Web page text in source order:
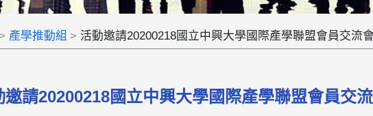
產學推動組 活動邀請20200218國立中興大學國際產學聯盟會員交流
邀請20200218國立中興大學國際產學聯盟會員交